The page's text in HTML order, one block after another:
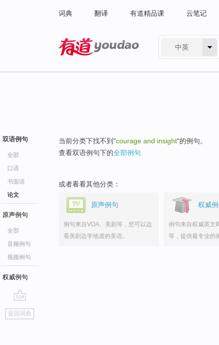
词典 翻译 有道精品课 云笔记
中英
双语例句
全部
口语
书面语
论文
原声例句
全部
音频例句
视频例句
权威例句
go
top
返回词典
当前分类下找不到"courage and insight"的例句。
查看双语例句下的全部例句
或者看看其他分类：
原声例句
例句来自VOA、美剧等，您可以边
看美剧边学地道的美语。
权威
例句来自权威英文
等，提供最专业的